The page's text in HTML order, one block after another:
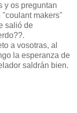
y os preguntan
makers"
salió de
a vosotras, al
la esperanza de
saldrán bien.